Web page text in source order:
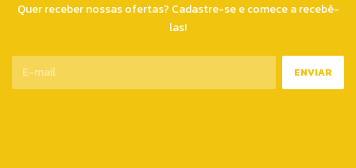
Quer receber nossas ofertas? Cadastre-se e comece a recebê-
las!